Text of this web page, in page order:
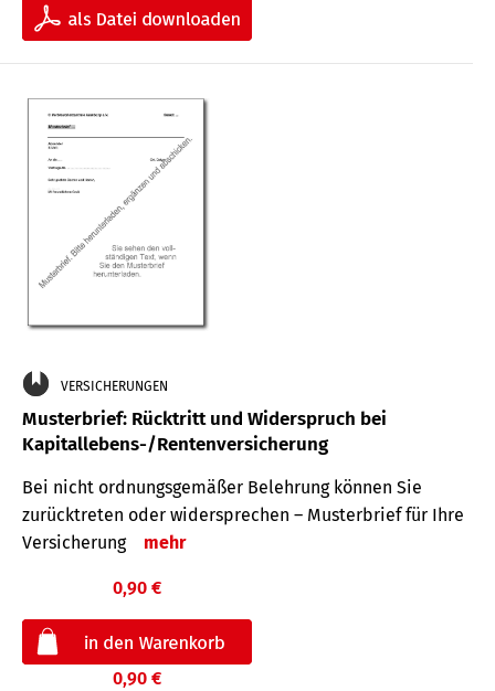
VERSICHERUNGEN
Musterbrief: Rücktritt und Widerspruch bei
Kapitallebens-/Rentenversicherung
Bei nicht ordnungsgemäßer Belehrung können Sie
zurücktreten oder widersprechen – Musterbrief für Ihre
Versicherung
mehr
0,90 €
0,90 €